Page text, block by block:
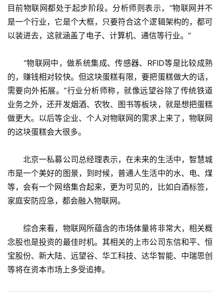
目前物联网都处于起步阶段。分析师则表示，“物联网并不
是一个行业，它是个大框，只要符合这个逻辑架构的，都可
以装进去，这就涵盖了电子、计算机、通信等行业。”
“物联网中，做系统集成、传感器、RFID等是比较成熟
的，赚钱相对较快。但这块蛋糕有限，要把蛋糕做大的话，
需要向外拓展。”行业分析师称，就像远望谷除了传统铁道
业务之外，还开发烟酒、农牧、图书等板块，就是想把蛋糕
做更大。以后等企业、个人对物联网的需求上来了，物联网
的这块蛋糕会大很多。
北京一私募公司总经理表示，在未来的生活中，智慧城
市是一个美好的图景，到时候，普通人生活中的水、电、煤
等，会有一个网络集合起来，更为可见的，比如白酒标签，
家庭安防应急，都会融入物联网。
综合来看，物联网所蕴含的市场体量将非常大，相关概
念股也是投资的最佳时机。其相关的上市公司东信和平、恒
宝股份、新大陆、远望谷、华工科技、达华智能、中瑞思创
等将在资本市场上多受追捧。